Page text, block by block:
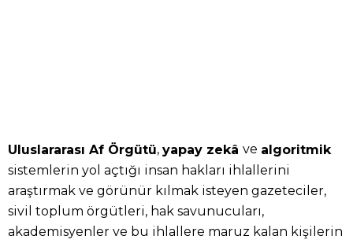
Uluslararası Af Örgütü, yapay zekâ ve algoritmik
sistemlerin yol açtığı insan hakları ihlallerini
araştırmak ve görünür kılmak isteyen gazeteciler,
sivil toplum örgütleri, hak savunucuları,
akademisyenler ve bu ihlallere maruz kalan kişilerin